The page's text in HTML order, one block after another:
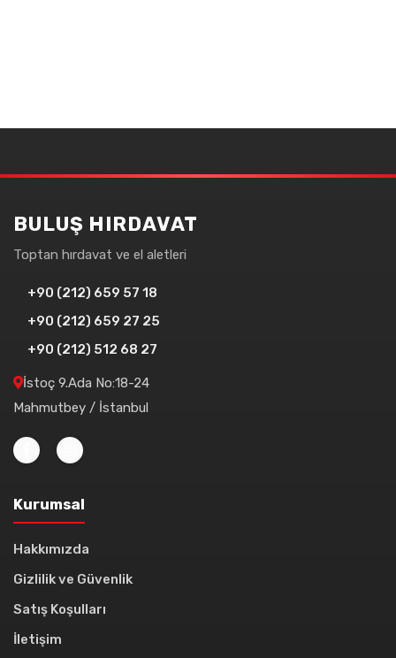
BULUŞ HIRDAVAT
Toptan hırdavat ve el aletleri
+90 (212) 659 57 18
+90 (212) 659 27 25
+90 (212) 512 68 27
İstoç 9.Ada No:18-24
Mahmutbey / İstanbul
Kurumsal
Hakkımızda
Gizlilik ve Güvenlik
Satış Koşulları
İletişim